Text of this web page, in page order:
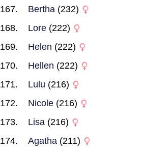
Bertha (232)
Lore (222)
Helen (222)
Hellen (222)
Lulu (216)
Nicole (216)
Lisa (216)
Agatha (211)